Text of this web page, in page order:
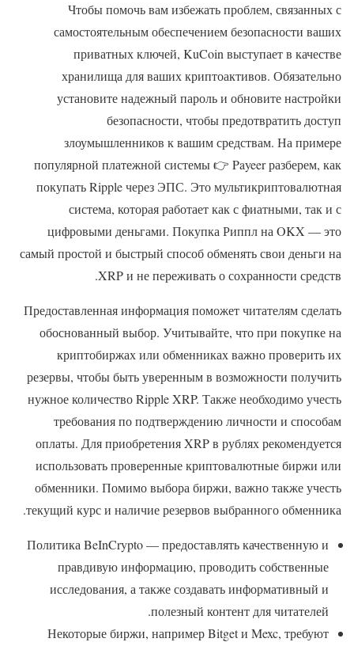
Чтобы помочь вам избежать проблем, связанных с
самостоятельным обеспечением безопасности ваших
приватных ключей, KuCoin выступает в качестве
хранилища для ваших криптоактивов. Обязательно
установите надежный пароль и обновите настройки
безопасности, чтобы предотвратить доступ
злоумышленников к вашим средствам. На примере
популярной платежной системы 👉 Payeer разберем, как
покупать Ripple через ЭПС. Это мультикриптовалютная
система, которая работает как с фиатными, так и с
цифровыми деньгами. Покупка Риппл на OKX — это
самый простой и быстрый способ обменять свои деньги на
XRP и не переживать о сохранности средств.
Предоставленная информация поможет читателям сделать
обоснованный выбор. Учитывайте, что при покупке на
криптобиржах или обменниках важно проверить их
резервы, чтобы быть уверенным в возможности получить
нужное количество Ripple XRP. Также необходимо учесть
требования по подтверждению личности и способам
оплаты. Для приобретения XRP в рублях рекомендуется
использовать проверенные криптовалютные биржи или
обменники. Помимо выбора биржи, важно также учесть
текущий курс и наличие резервов выбранного обменника.
Политика BeInCrypto — предоставлять качественную и
правдивую информацию, проводить собственные
исследования, а также создавать информативный и
полезный контент для читателей.
Некоторые биржи, например Bitget и Mexc, требуют